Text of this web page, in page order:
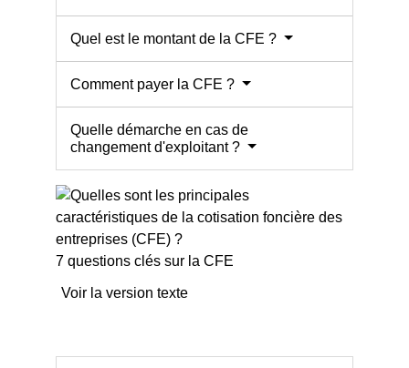
Quel est le montant de la CFE ?
Comment payer la CFE ?
Quelle démarche en cas de
changement d'exploitant ?
7 questions clés sur la CFE
Voir la version texte